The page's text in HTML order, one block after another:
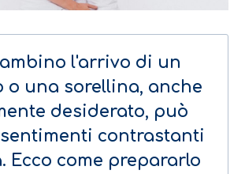
l'arrivo di un
o una sorellina, anche
desiderato, può
contrastanti
Ecco come prepararlo